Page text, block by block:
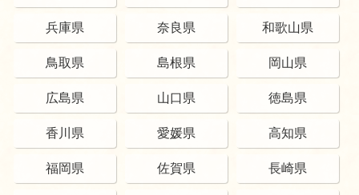
兵庫県 奈良県 和歌山県
鳥取県 島根県 岡山県
広島県 山口県 徳島県
香川県 愛媛県 高知県
福岡県 佐賀県 長崎県